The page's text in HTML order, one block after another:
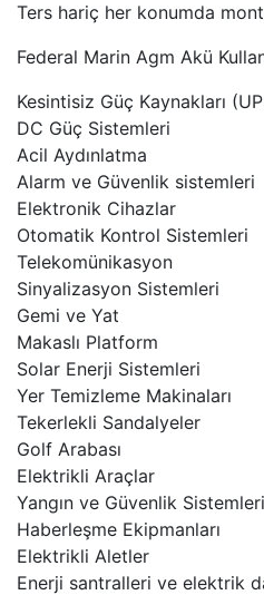
Ters hariç her konumda
Federal Marin Agm Akü
Kesintisiz Güç Kaynakları
DC Güç Sistemleri
Acil Aydınlatma
Alarm ve Güvenlik sistemleri
Elektronik Cihazlar
Otomatik Kontrol Sistemleri
Telekomünikasyon
Sinyalizasyon Sistemleri
Gemi ve Yat
Makaslı Platform
Solar Enerji Sistemleri
Yer Temizleme Makinaları
Tekerlekli Sandalyeler
Golf Arabası
Elektrikli Araçlar
Yangın ve Güvenlik Sistemleri
Haberleşme Ekipmanları
Elektrikli Aletler
Enerji santralleri ve elektrik